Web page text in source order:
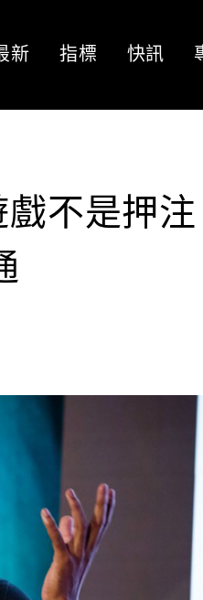
新 指標 快訊
不是押注